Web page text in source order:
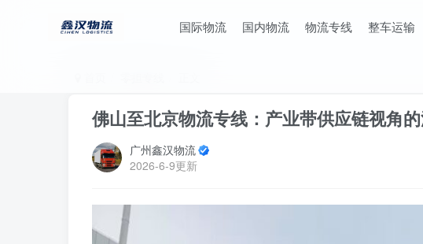
国际物流 国内物流 物流专线 整车运输
佛山至北京物流专线：产业带供应链视角
广州鑫汉物流
2026-6-9更新